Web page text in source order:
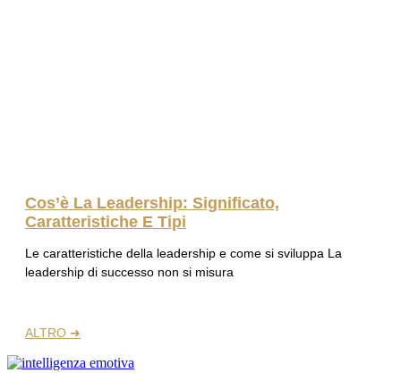
Cos’è La Leadership: Significato,
Caratteristiche E Tipi
Le caratteristiche della leadership e come si sviluppa La
leadership di successo non si misura
ALTRO ➜